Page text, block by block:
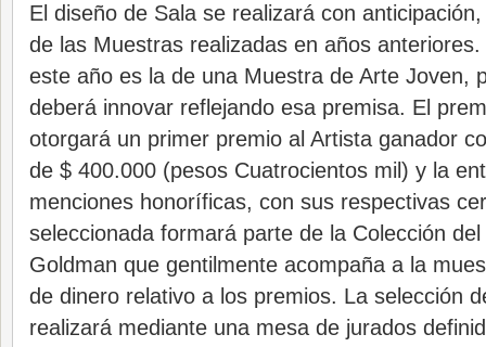
El diseño de Sala se realizará con
de las Muestras realizadas en años
este año es la de una Muestra de Arte Joven,
deberá innovar reflejando esa premisa. El
otorgará un primer premio al Artista ganador
de $ 400.000 (pesos Cuatrocientos mil) y la
menciones honoríficas, con sus respectivas
seleccionada formará parte de la Colección
Goldman que gentilmente acompaña a la
de dinero relativo a los premios. La selección
realizará mediante una mesa de jurados